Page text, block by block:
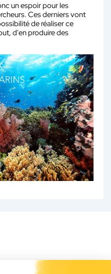
un espoir pour les
Ces derniers vont
de réaliser ce
d'en produire des